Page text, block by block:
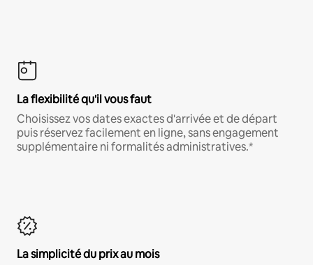
La flexibilité qu'il vous faut
Choisissez vos dates exactes d'arrivée et de départ
puis réservez facilement en ligne, sans engagement
supplémentaire ni formalités administratives.*
La simplicité du prix au mois